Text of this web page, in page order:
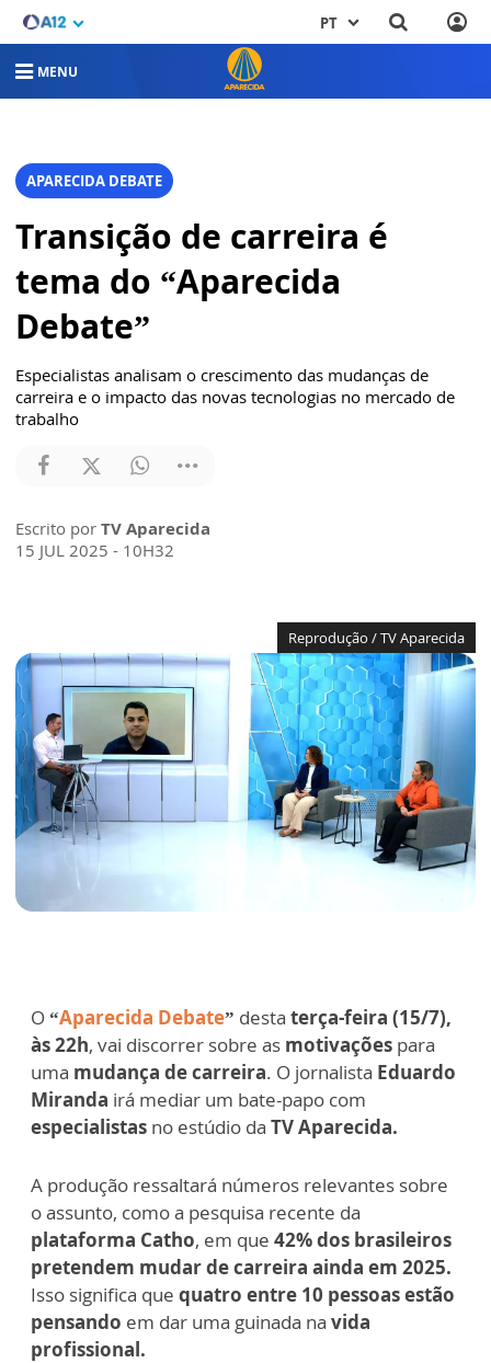
PT
MENU
APARECIDA DEBATE
Transição de carreira é
tema do “Aparecida
Debate”
Especialistas analisam o crescimento das mudanças de
carreira e o impacto das novas tecnologias no mercado de
trabalho
Escrito por TV Aparecida
15 JUL 2025 - 10H32
Reprodução / TV Aparecida
O“Aparecida Debate” desta terça-feira (15/7),
às 22h, vai discorrer sobre as motivações para
uma mudança de carreira. O jornalista Eduardo
Miranda irá mediar um bate-papo com
especialistas no estúdio da TV Aparecida.
A produção ressaltará números relevantes sobre
o assunto, como a pesquisa recente da
plataforma Catho, em que 42% dos brasileiros
pretendem mudar de carreira ainda em 2025.
Isso significa que quatro entre 10 pessoas estão
pensando em dar uma guinada na vida
profissional.